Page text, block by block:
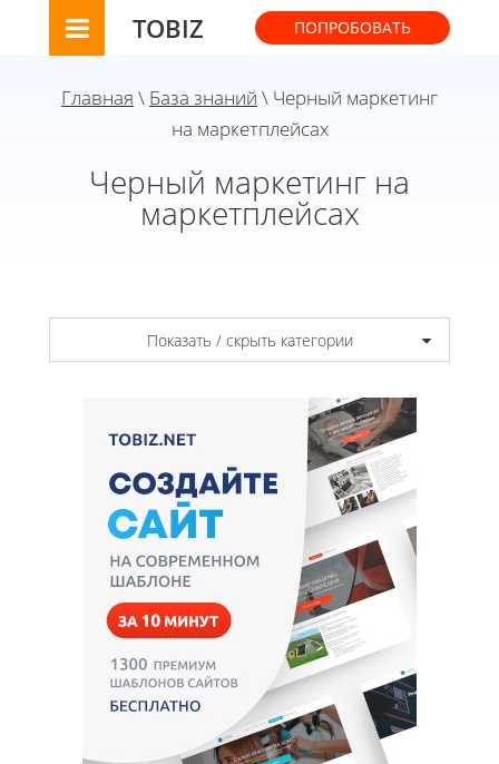
TOBIZ ПОПРОБОВАТЬ
Главная \ База знаний \ Черный маркетинг
на маркетплейсах
Черный маркетинг на
маркетплейсах
Показать / скрыть категории